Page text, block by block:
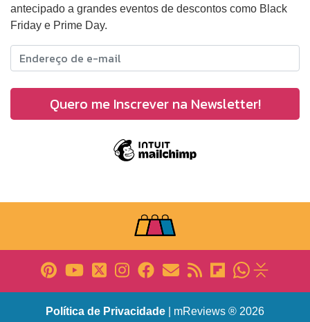
antecipado a grandes eventos de descontos como Black
Friday e Prime Day.
Política de Privacidade | mReviews ® 2026